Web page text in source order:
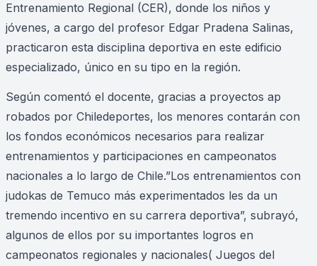
Entrenamiento Regional (CER), donde los niños y
jóvenes, a cargo del profesor Edgar Pradena Salinas,
practicaron esta disciplina deportiva en este edificio
especializado, único en su tipo en la región.
Según comentó el docente, gracias a proyectos ap
robados por Chiledeportes, los menores contarán con
los fondos económicos necesarios para realizar
entrenamientos y participaciones en campeonatos
nacionales a lo largo de Chile.”Los entrenamientos con
judokas de Temuco más experimentados les da un
tremendo incentivo en su carrera deportiva”, subrayó,
algunos de ellos por su importantes logros en
campeonatos regionales y nacionales( Juegos del